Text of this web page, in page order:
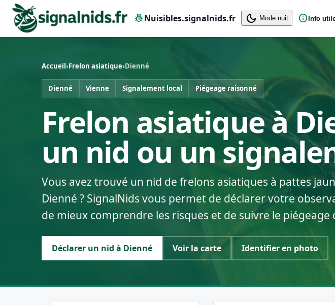
pest_controlNuisibles.signalnids.fr dark_mode Mode nuit infoInfo
Accueil›Frelon asiatique›Dienné
Dienné Vienne Signalement local Piégeage raisonné
Frelon asiatique à
un nid ou un
Vous avez trouvé un nid de frelons asiatiques à pattes
Dienné ? SignalNids vous permet de déclarer votre
de mieux comprendre les risques et de suivre le
Déclarer un nid à Dienné Voir la carte Identifier en photo